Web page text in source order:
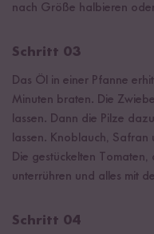
nach Größe halbieren
Schritt 03
Das Öl in einer Pfanne
Minuten braten. Die
lassen. Dann die Pilze
lassen. Knoblauch,
Die gestückelten
unterrühren und alles mit
Schritt 04